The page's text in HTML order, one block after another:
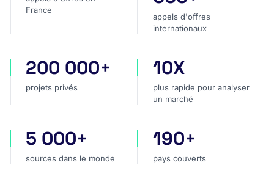
France
appels d'offres
internationaux
projets privés
200 000+
projets privés
plus rapide pour analyser
10X
plus rapide pour analyser
un marché
sources dans le monde
5 000+
sources dans le monde
pays couverts
190+
pays couverts